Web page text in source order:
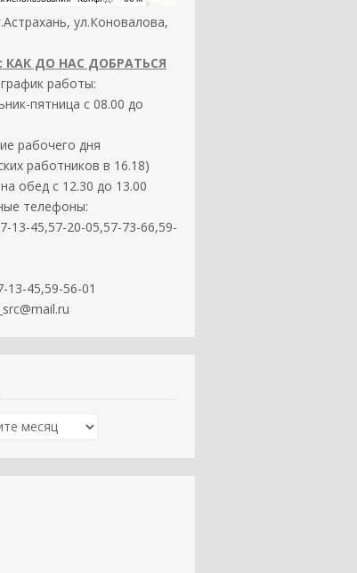
ул.Коновалова,
КАК ДО НАС ДОБРАТЬСЯ
работы:
пятница с 08.00 до
рабочего дня
работников в 16.18)
обед с 12.30 до 13.00
телефоны:
13-45,57-20-05,57-73-66,59-
13-45,59-56-01